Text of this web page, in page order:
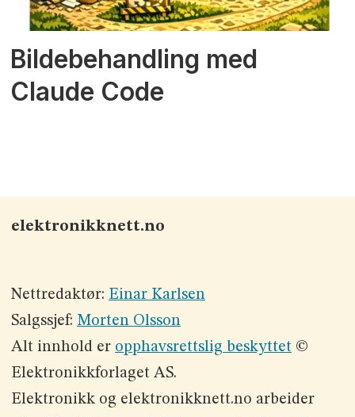
Bildebehandling med
Claude Code
elektronikknett.no
Nettredaktør: Einar Karlsen
Salgssjef: Morten Olsson
Alt innhold er opphavsrettslig beskyttet©
Elektronikkforlaget AS.
Elektronikk og elektronikknett.no arbeider